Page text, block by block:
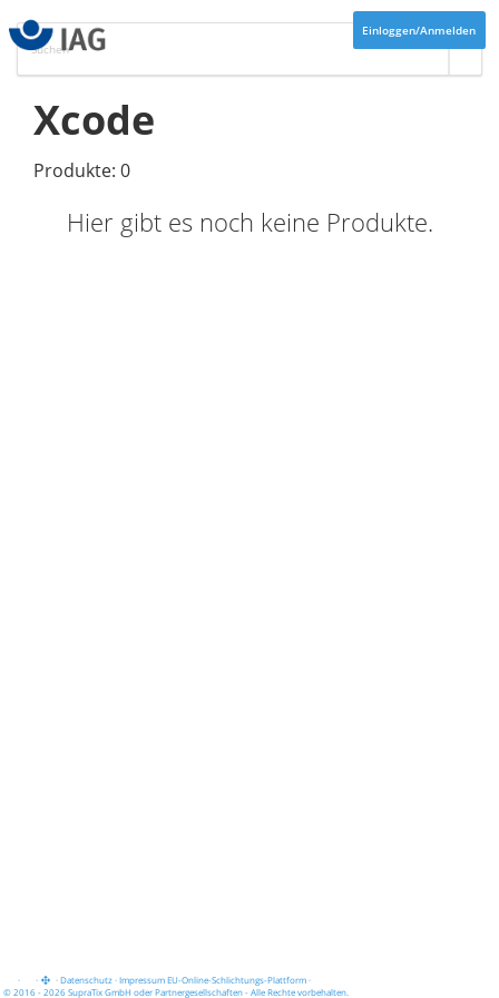
Einloggen/Anmelden
Xcode
Produkte: 0
Hier gibt es noch keine Produkte.
· · ·Datenschutz·Impressum EU-Online-Schlichtungs-Plattform·
© 2016 - 2026 SupraTix GmbH oder Partnergesellschaften - Alle Rechte vorbehalten.